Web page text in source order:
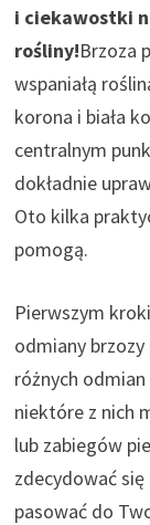
i ciekawostki
rośliny!Brzoza
wspaniałą
korona i biała
centralnym
dokładnie
Oto kilka
pomogą.
Pierwszym
odmiany
różnych
niektóre z nich
lub zabiegów
zdecydować
pasować do